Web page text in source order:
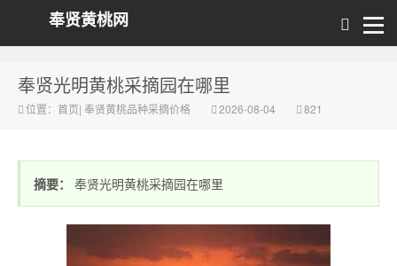
奉贤黄桃网
奉贤光明黄桃采摘园在哪里
位置： 首页| 奉贤黄桃品种采摘价格 2026-08-04 821
摘要： 奉贤光明黄桃采摘园在哪里